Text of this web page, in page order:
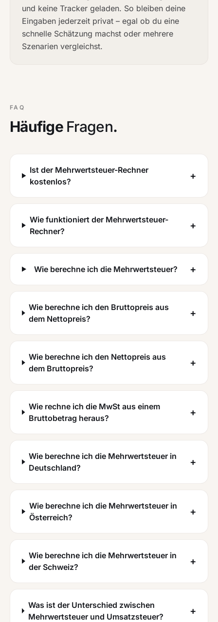
und keine Tracker geladen. So bleiben deine
Eingaben jederzeit privat – egal ob du eine
schnelle Schätzung machst oder mehrere
Szenarien vergleichst.
FAQ
Häufige Fragen.
Ist der Mehrwertsteuer-Rechner
kostenlos?
+
Wie funktioniert der Mehrwertsteuer-
Rechner?
+
Wie berechne ich die Mehrwertsteuer? +
Wie berechne ich den Bruttopreis aus
dem Nettopreis?
+
Wie berechne ich den Nettopreis aus
dem Bruttopreis?
+
Wie rechne ich die MwSt aus einem
Bruttobetrag heraus?
+
Wie berechne ich die Mehrwertsteuer in
Deutschland?
+
Wie berechne ich die Mehrwertsteuer in
Österreich?
+
Wie berechne ich die Mehrwertsteuer in
der Schweiz?
+
Was ist der Unterschied zwischen
Mehrwertsteuer und Umsatzsteuer?
+